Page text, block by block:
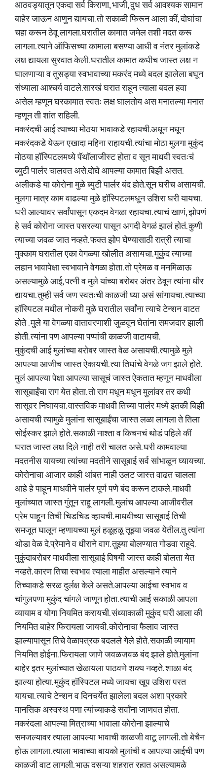
आठवड्यातून एकदा सर्व किराणा, भाजी, दुध सर्व आवश्यक सामान
बाहेर जाऊन आणुन द्यायचा. तो सकाळी फिरून आला कीं, दोघांचा
चहा करून ठेवू लागला.घरातील कामात जमेल तशी मदत करू
लागला. त्याने ऑफिसच्या कामाला बसण्या आधी व नंतर मुलांकडे
लक्ष द्यायला सुरवात केली. घरातील कामात कधीच जास्त लक्ष न
घालणाऱ्या व तुसड्या स्वभावाच्या मकरंद मध्ये बदल झालेला बघून
संध्याला आश्चर्य वाटले.सारखं घरात राहून त्याला बदल हवा
असेल म्हणून घरकामात स्वतः लक्ष घालतोय अस मनातल्या मनात
म्हणून ती शांत राहिली.
मकरंदची आई त्याच्या मोठया भावाकडे रहायची.अधून मधून
मकरंदकडे येऊन एखादा महिना राहायची. त्यांचा मोठा मुलगा मुकुंद
मोठया हॉस्पिटलमध्ये पॅथॉलाजीस्ट होता व सून माधवी स्वतःचं
ब्युटी पार्लर चालवत असे.दोघे आपल्या कामात बिझी असत.
अलीकडे या कोरोना मुळे ब्युटी पार्लर बंद होते.सून घरीच असायची.
मुलगा मात्र काम वाढल्या मुळे हॉस्पिटलमधून उशिरा घरी यायचा.
घरी आल्यावर सर्वांपासून एकदम वेगळा रहायचा. त्याचं खाणं, झोपणं
हे सर्व कोरोना जास्त पसरल्या पासून अगदी वेगळं झालं होतं. कुणी
त्याच्या जवळ जात नव्हते. फक्त झोप घेण्यासाठी रात्री त्याचा
मुक्काम घरातील एका वेगळ्या खोलीत असायचा. मुकुंद त्याच्या
लहान भावापेक्षा स्वभावाने वेगळा होता. तो प्रेमळ व मनमिळाऊ
असल्यामुळे आई, पत्नी व मुले यांच्या बरोबर अंतर ठेवून त्यांना धीर
द्यायचा. तुम्ही सर्व जण स्वतःची काळजी घ्या असं सांगायचा. त्याच्या
हॉस्पिटल मधील नोकरी मुळे घरातील सर्वांना त्याचे टेन्शन वाटत
होते . मुले या वेगळ्या वातावरणाशी जुळवून घेतांना समजदार झाली
होती. त्यांना पण आपल्या पप्पांची काळजी वाटायची.
मुकुंदची आई मुलांच्या बरोबर जास्त वेळ असायची. त्यामुळे मुले
आपल्या आजीच जास्त ऐकायची. त्या तिघांचे वेगळे जग झाले होते.
मुलं आपल्या पेक्षा आपल्या सासूचं जास्त ऐकतात म्हणून माधवीला
सासूबाईंचा राग येत होता. तो राग मधून मधून मुलांवर तर कधी
सासूवर निघायचा. वास्तविक माधवी तिच्या पार्लर मध्ये इतकी बिझी
असायची त्यामुळे मुलांना सासूबाईंचा जास्त लळा लागला ते तिला
सोईस्कर झाले होते. सकाळी नाश्ता व किचनचं थोडं पहिले कीं
घरात जास्त लक्ष दिले नाही तरी चालत असे. घरी कामवाल्या
मदतनीस यायच्या त्यांच्या मदतीने सासूबाई सर्व सांभाळून घ्यायच्या.
कोरोनाचा आजार काही थांबत नाही उलट जास्त वाढत चालला
आहे हे पाहून माधवीने पार्लर पूर्ण पणे बंद करून टाकले. माधवी
मुलांच्यात जास्त गुंतून राहू लागली. मुलांच आपल्या आजीवरील
प्रेम पाहून तिची चिडचिड व्हायची. माधवीच्या सासूबाई तिची
समजूत घालून म्हणायच्या मुलं हळूहळू तूझ्या जवळ येतील.तु त्यांना
थोडा वेळ दे.प्रेमाने व धीराने वाग. तुझ्या बोलण्यात गोडवा राहूदे.
मुकुंदाबरोबर माधवीला सासूबाई विषयी जास्त काही बोलता येत
नव्हते. कारण तिचा स्वभाव त्याला माहीत असल्याने त्याने
तिच्याकडे सरळ दुर्लक्ष केले असते.आपल्या आईचा स्वभाव व
चांगुलपणा मुकुंद चांगले जाणून होता. त्याची आई सकाळी आपला
व्यायाम व योगा नियमित करायची. संध्याकाळी मुकुंद घरी आला की
नियमित बाहेर फिरायला जायची. कोरोनाचा फैलाव जास्त
झाल्यापासून तिचे वेळापत्रक बदलले गेले होते. सकाळी व्यायाम
नियमित होईना. फिरायला जाणे जवळजवळ बंद झाले होते.मुलांना
बाहेर इतर मुलांच्यात खेळायला पाठवणे शक्य नव्हते. शाळा बंद
झाल्या होत्या. मुकुंद हॉस्पिटल मध्ये जायचा खूप उशिरा परत
यायचा. त्याचे टेन्शन व दिनचर्येत झालेला बदल अशा प्रकारे
मानसिक अस्वस्थ पणा त्यांच्याकडे सर्वांना जाणवत होता.
मकरंदला आपल्या मित्राच्या भावाला कोरोना झाल्याचे
समजल्यावर त्याला आपल्या भावाची काळजी वाटू लागली. तो बेचैन
होऊ लागला. त्याला भावाच्या बायको मुलांची व आपल्या आईची पण